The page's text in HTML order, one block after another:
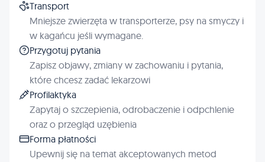
Transport
Mniejsze zwierzęta w transporterze, psy na smyczy i
w kagańcu jeśli wymagane.
Przygotuj pytania
Zapisz objawy, zmiany w zachowaniu i pytania,
które chcesz zadać lekarzowi
Profilaktyka
Zapytaj o szczepienia, odrobaczenie i odpchlenie
oraz o przegląd uzębienia
Forma płatności
Upewnij się na temat akceptowanych metod